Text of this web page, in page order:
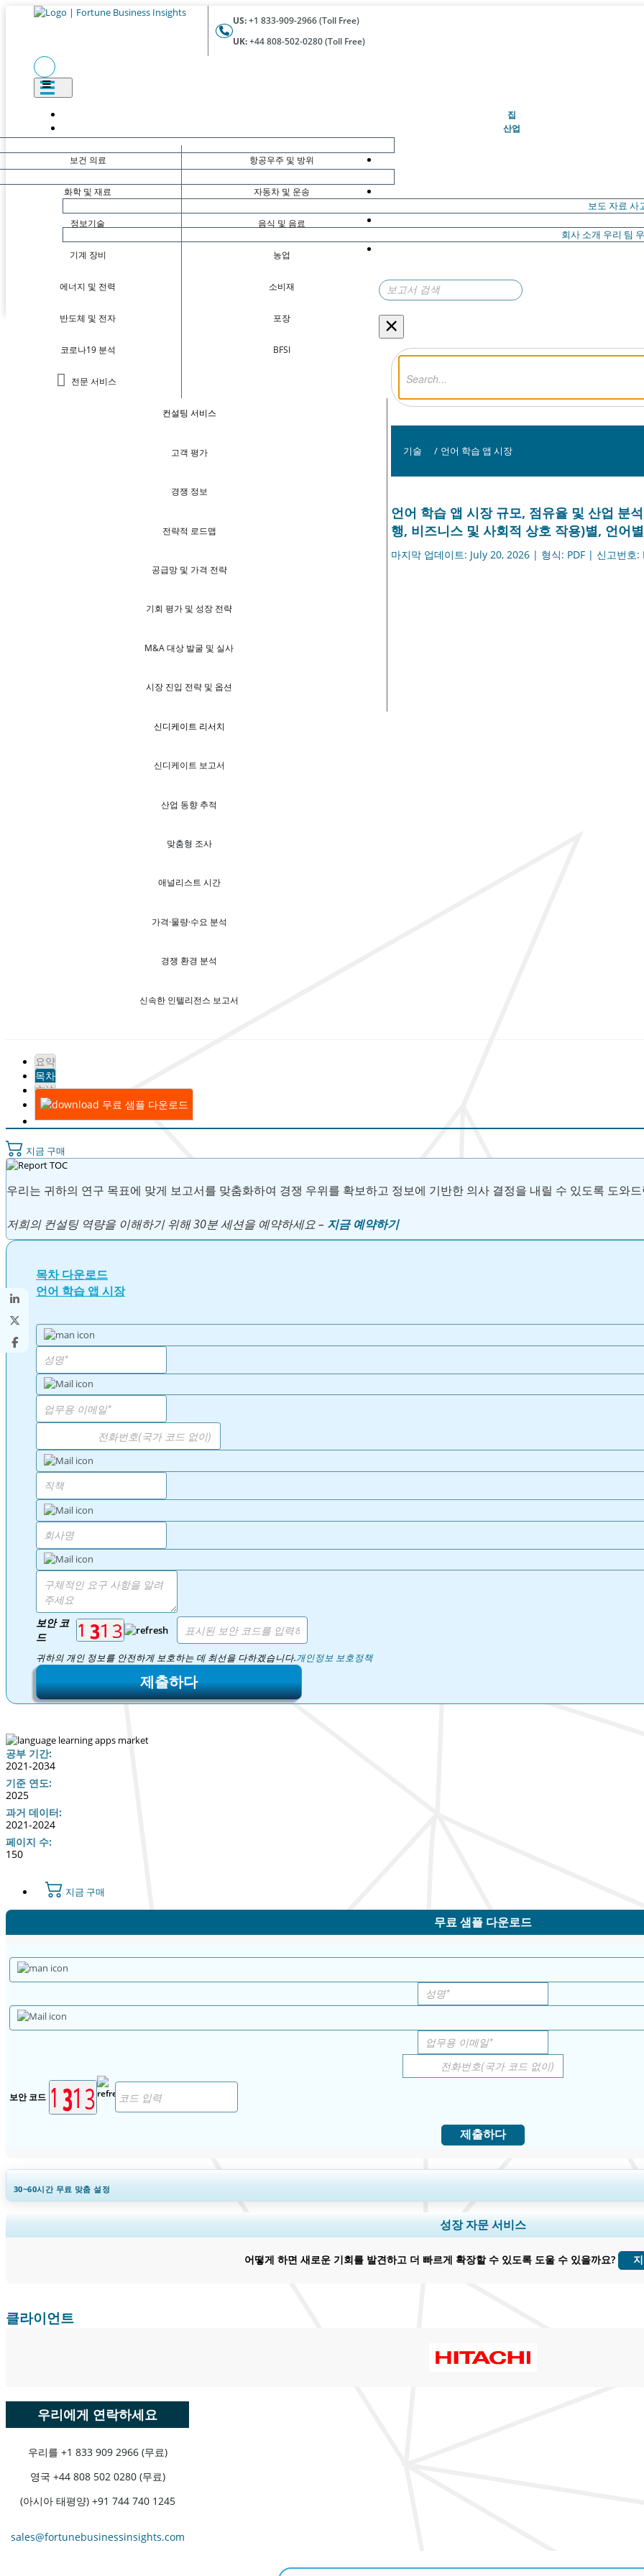
US:+1 833-909-2966 (Toll Free)
UK:+44 808-502-0280 (Toll Free)
집(현재의)
산업
보건 의료
화학 및 재료
정보기술
기계 장비
에너지 및 전력
반도체 및 전자
코로나19 분석
전문 서비스
항공우주 및 방위
자동차 및 운송
음식 및 음료
농업
소비재
포장
BFSI
컨설팅 서비스
고객 평가
경쟁 정보
전략적 로드맵
공급망 및 가격 전략
기회 평가 및 성장 전략
M&A 대상 발굴 및 실사
시장 진입 전략 및 옵션
신디케이트 리서치
신디케이트 보고서
산업 동향 추적
맞춤형 조사
애널리스트 시간
가격·물량·수요 분석
경쟁 환경 분석
신속한 인텔리전스 보고서
보도 자료 사
회사 소개 우리 팀
×
기술 / 언어 학습 앱 시장
언어 학습 앱 시장 규모, 점유율 및 산업 분
행, 비즈니스 및 사회적 상호 작용)별, 언어
마지막 업데이트: July 20, 2026 | 형식: PDF | 신고번호:
요약
목차
方法
무료 샘플 다운로드
지금 구매
우리는 귀하의 연구 목표에 맞게 보고서를 맞춤화하여 경쟁 우위를 확보하고 정보에 기반한 의사 결정을 내릴 수 있도록 도와
저희의 컨설팅 역량을 이해하기 위해 30분 세션을 예약하세요 – 지금 예약하기
목차 다운로드
언어 학습 앱 시장
보안 코
드
귀하의 개인 정보를 안전하게 보호하는 데 최선을 다하겠습니다.개인정보 보호정책
제출하다
공부 기간:
2021-2034
기준 연도:
2025
과거 데이터:
2021-2024
페이지 수:
150
지금 구매
무료 샘플 다운로드
보안 코드
제출하다
30~60시간무료 맞춤 설정
지역 및 국가 범위 확장, 세그먼트 분석, 기업 프로필, 경쟁 벤치마킹, 및 최종 사용자
성장 자문 서비스
어떻게 하면 새로운 기회를 발견하고 더 빠르게 확장할 수 있도록 도울 수 있을까요?
클라이언트
우리에게 연락하세요
우리를 +1 833 909 2966 (무료)
영국 +44 808 502 0280 (무료)
(아시아 태평양) +91 744 740 1245
sales@fortunebusinessinsights.com